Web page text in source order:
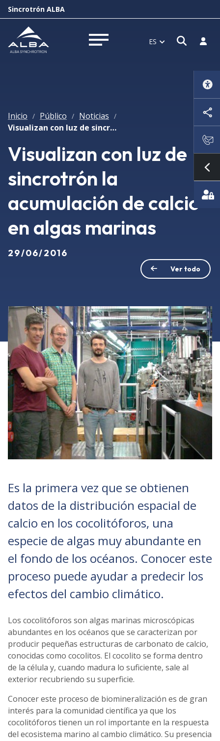
Sincrotrón ALBA
Abrir menú ES Abrir
Inicio / Público / Noticias /
Visualizan con luz de sincrotrón la acumulación de calcio en algas marinas
Visualizan con luz de
sincrotrón la
acumulación de calcio
en algas marinas
29/06/2016
Ver todo
Es la primera vez que se obtienen
datos de la distribución espacial de
calcio en los cocolitóforos, una
especie de algas muy abundante en
el fondo de los océanos. Conocer este
proceso puede ayudar a predecir los
efectos del cambio climático.
Los cocolitóforos son algas marinas microscópicas
abundantes en los océanos que se caracterizan por
producir pequeñas estructuras de carbonato de calcio,
conocidas como cocolitos. El cocolito se forma dentro
de la célula y, cuando madura lo suficiente, sale al
exterior recubriendo su superficie.
Conocer este proceso de biomineralización es de gran
interés para la comunidad científica ya que los
cocolitóforos tienen un rol importante en la respuesta
del ecosistema marino al cambio climático. Su presencia